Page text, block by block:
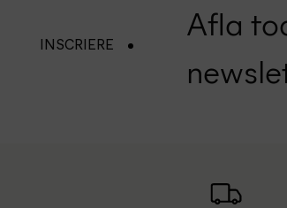
INSCRIERE
Afla